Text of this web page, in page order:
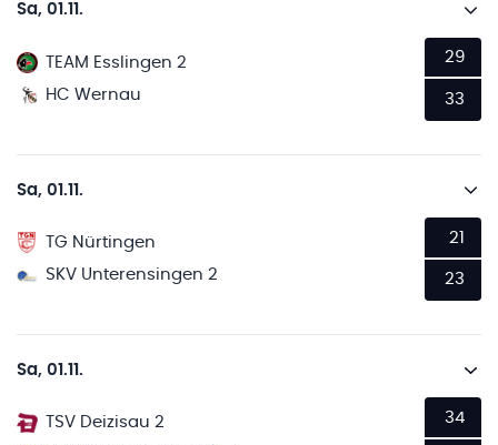
Sa, 01.11.
TEAM Esslingen 2
HC Wernau
29
33
Sa, 01.11.
TG Nürtingen
SKV Unterensingen 2
21
23
Sa, 01.11.
TSV Deizisau 2
34